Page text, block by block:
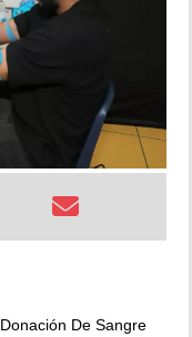
Donación De Sangre